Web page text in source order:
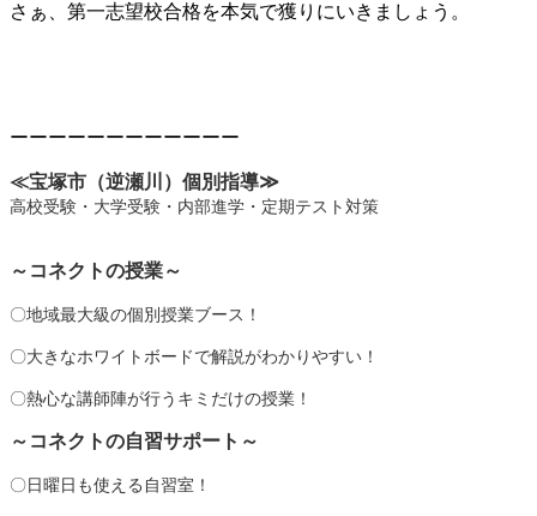
さぁ、第一志望校合格を本気で獲りにいきましょう。
ーーーーーーーーーーーー
≪宝塚市（逆瀬川）個別指導≫
高校受験・大学受験・内部進学・定期テスト対策
～コネクトの授業～
〇地域最大級の個別授業ブース！
〇大きなホワイトボードで解説がわかりやすい！
〇熱心な講師陣が行うキミだけの授業！
～コネクトの自習サポート～
〇日曜日も使える自習室！